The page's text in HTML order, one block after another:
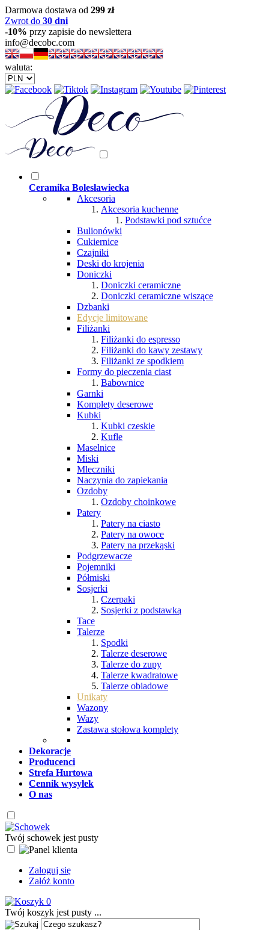
Darmowa dostawa od 299 zł
Zwrot do 30 dni
-10% przy zapisie do newslettera
info@decobc.com
waluta:
Ceramika Bolesławiecka
Akcesoria
Akcesoria kuchenne
Podstawki pod sztućce
Bulionówki
Cukiernice
Czajniki
Deski do krojenia
Doniczki
Doniczki ceramiczne
Doniczki ceramiczne wiszące
Dzbanki
Edycje limitowane
Filiżanki
Filiżanki do espresso
Filiżanki do kawy zestawy
Filiżanki ze spodkiem
Formy do pieczenia ciast
Babownice
Garnki
Komplety deserowe
Kubki
Kubki czeskie
Kufle
Maselnice
Miski
Mleczniki
Naczynia do zapiekania
Ozdoby
Ozdoby choinkowe
Patery
Patery na ciasto
Patery na owoce
Patery na przekąski
Podgrzewacze
Pojemniki
Półmiski
Sosjerki
Czerpaki
Sosjerki z podstawką
Tace
Talerze
Spodki
Talerze deserowe
Talerze do zupy
Talerze kwadratowe
Talerze obiadowe
Unikaty
Wazony
Wazy
Zastawa stołowa komplety
Dekoracje
Producenci
Strefa Hurtowa
Cennik wysyłek
O nas
Twój schowek jest pusty
Zaloguj się
Załóż konto
0
Twój koszyk jest pusty ...